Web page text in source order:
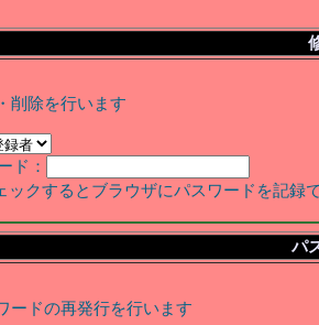
削除を行います
ド：
ックするとブラウザにパスワードを記録
パ
ードの再発行を行います